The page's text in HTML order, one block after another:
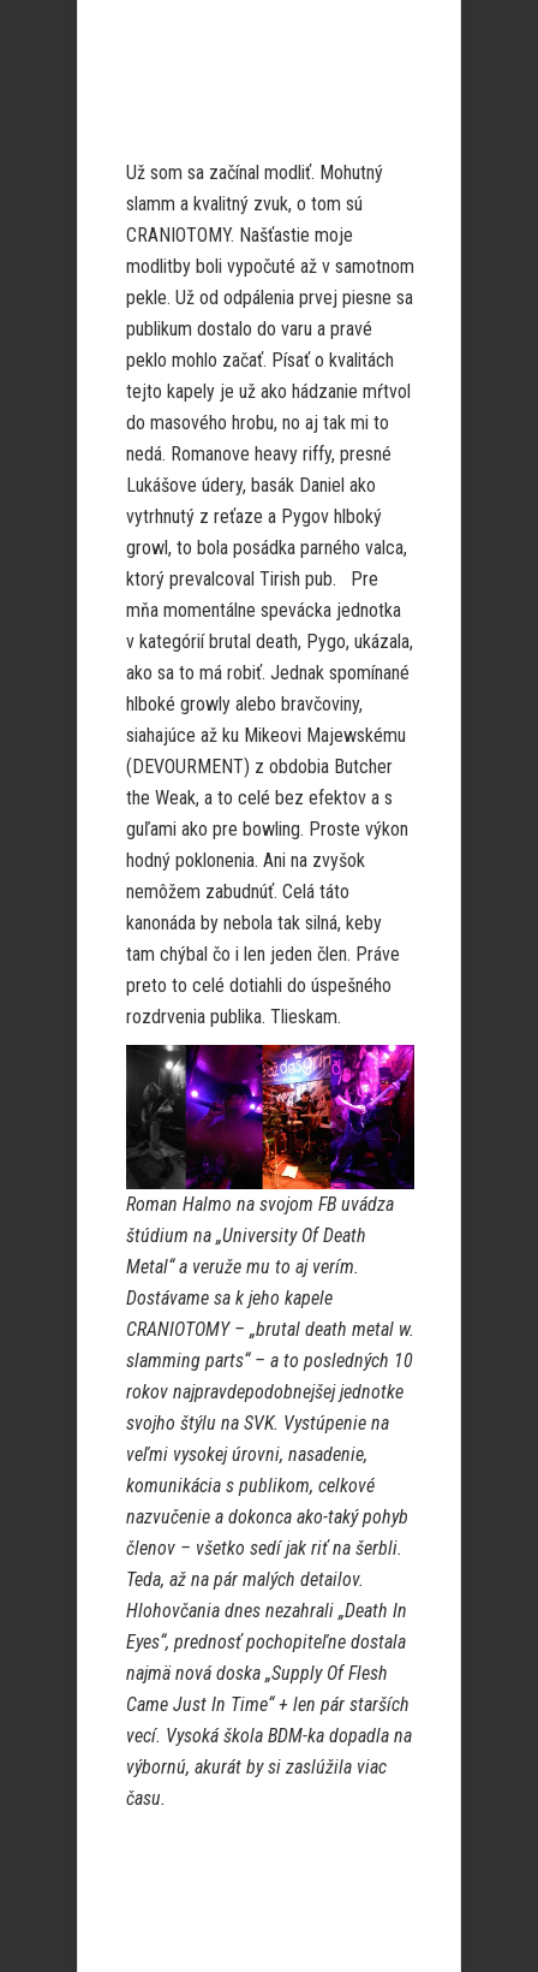
Už som sa začínal modliť. Mohutný
slamm a kvalitný zvuk, o tom sú
CRANIOTOMY. Našťastie moje
modlitby boli vypočuté až v samotnom
pekle. Už od odpálenia prvej piesne sa
publikum dostalo do varu a pravé
peklo mohlo začať. Písať o kvalitách
tejto kapely je už ako hádzanie mŕtvol
do masového hrobu, no aj tak mi to
nedá. Romanove heavy riffy, presné
Lukášove údery, basák Daniel ako
vytrhnutý z reťaze a Pygov hlboký
growl, to bola posádka parného valca,
ktorý prevalcoval Tirish pub. Pre
mňa momentálne spevácka jednotka
v kategórií brutal death, Pygo, ukázala,
ako sa to má robiť. Jednak spomínané
hlboké growly alebo bravčoviny,
siahajúce až ku Mikeovi Majewskému
(DEVOURMENT) z obdobia Butcher
the Weak, a to celé bez efektov a s
guľami ako pre bowling. Proste výkon
hodný poklonenia. Ani na zvyšok
nemôžem zabudnúť. Celá táto
kanonáda by nebola tak silná, keby
tam chýbal čo i len jeden člen. Práve
preto to celé dotiahli do úspešného
rozdrvenia publika. Tlieskam.
Roman Halmo na svojom FB uvádza
štúdium na „University Of Death
Metal“ a veruže mu to aj verím.
Dostávame sa k jeho kapele
CRANIOTOMY – „brutal death metal w.
slamming parts“ – a to posledných 10
rokov najpravdepodobnejšej jednotke
svojho štýlu na SVK. Vystúpenie na
veľmi vysokej úrovni, nasadenie,
komunikácia s publikom, celkové
nazvučenie a dokonca ako-taký pohyb
členov – všetko sedí jak riť na šerbli.
Teda, až na pár malých detailov.
Hlohovčania dnes nezahrali „Death In
Eyes“, prednosť pochopiteľne dostala
najmä nová doska „Supply Of Flesh
Came Just In Time“ + len pár starších
vecí. Vysoká škola BDM-ka dopadla na
výbornú, akurát by si zaslúžila viac
času.